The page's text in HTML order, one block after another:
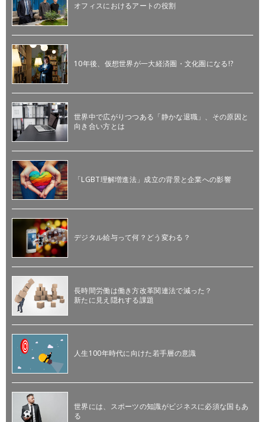
オフィスにおけるアートの役割
10年後、仮想世界が一大経済圏・文化圏になる!?
世界中で広がりつつある「静かな退職」、その原因と
向き合い方とは
「LGBT理解増進法」成立の背景と企業への影響
デジタル給与って何？どう変わる？
長時間労働は働き方改革関連法で減った？
新たに見え隠れする課題
人生100年時代に向けた若手層の意識
世界には、スポーツの知識がビジネスに必須な国もあ
る